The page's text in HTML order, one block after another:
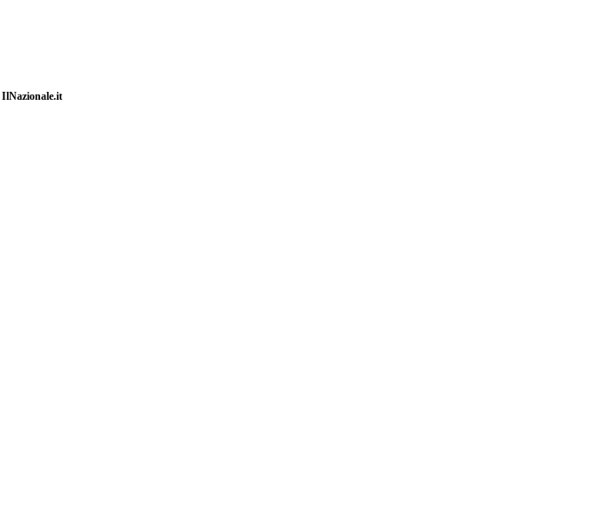
IlNazionale.it